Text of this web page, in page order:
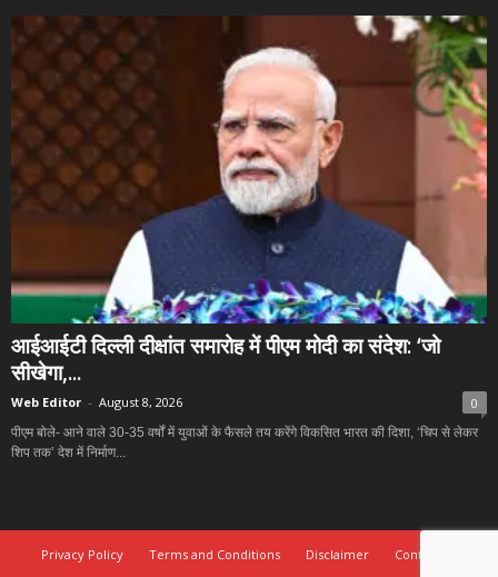
आईआईटी दिल्ली दीक्षांत समारोह में पीएम मोदी का संदेश: ‘जो
सीखेगा,...
Web Editor - August 8, 2026 0
पीएम बोले- आने वाले 30-35 वर्षों में युवाओं के फैसले तय करेंगे विकसित भारत की दिशा, ‘चिप से लेकर
शिप तक’ देश में निर्माण...
Privacy Policy Terms and Conditions Disclaimer Contact Us